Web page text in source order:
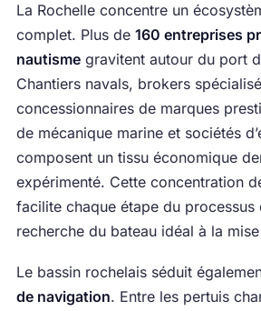
La Rochelle concentre un
complet. Plus de 160 entreprises
nautismegravitent autour du port
Chantiers navals, brokers
concessionnaires de marques
de mécanique marine et sociétés
composent un tissu économique
expérimenté. Cette concentration
facilite chaque étape du processus
recherche du bateau idéal à la
Le bassin rochelais séduit
de navigation. Entre les pertuis